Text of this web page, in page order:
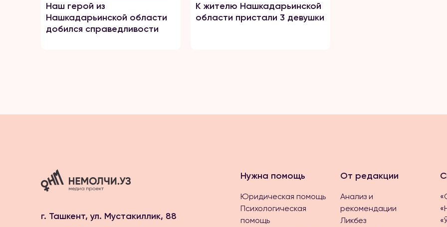
Наш герой из
Нашкадарьинской области
добился справедливости
К жителю Нашкадарьинской
области пристали 3 девушки
г. Ташкент, ул. Мустакиллик, 88
Нужна помощь
Юридическая помощь
Психологическая
помощь
От редакции
Анализ и
рекомендации
Ликбез